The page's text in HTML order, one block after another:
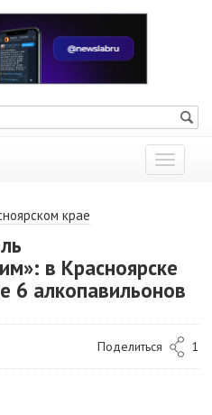
Показать
меню
крае
в Красноярске
6 алкопавильонов
Поделиться 1